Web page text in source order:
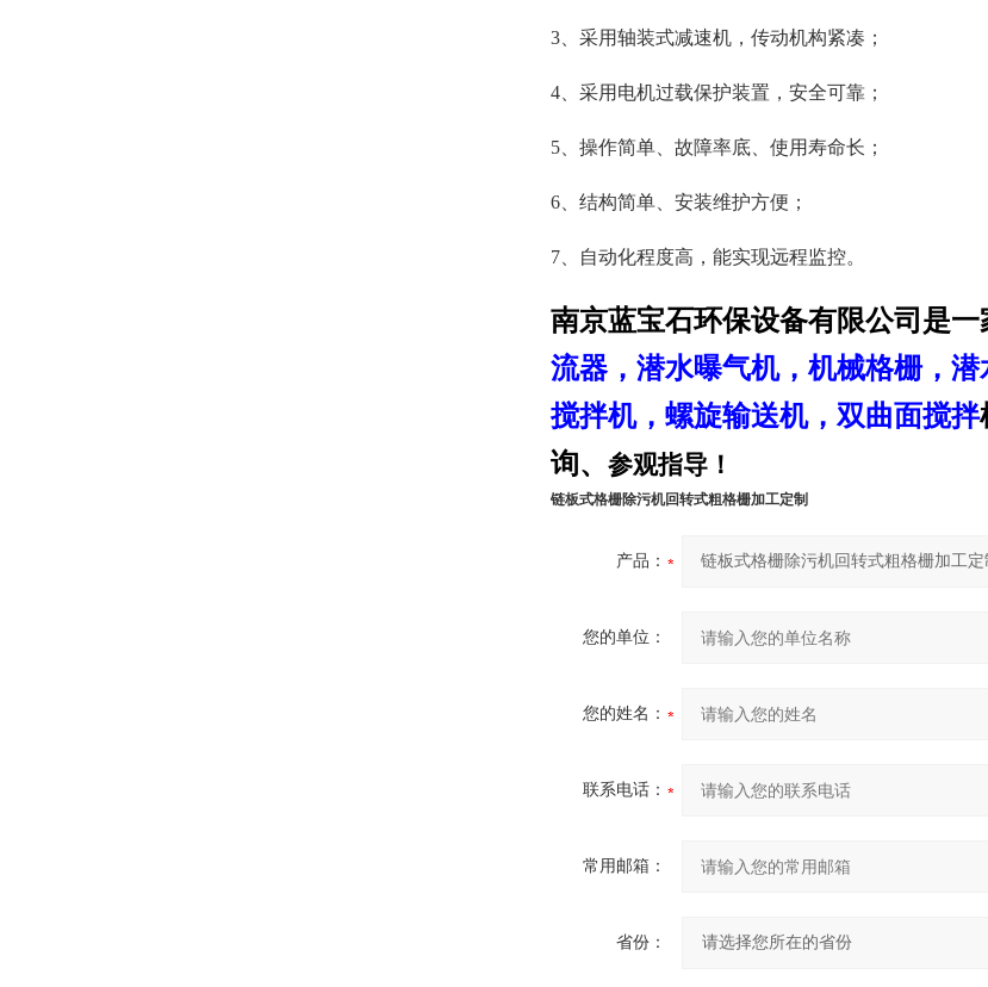
3、采用轴装式减速机，传动机构紧凑 ；
4、采用电机过载保护装置，安全可靠 ；
5、操作简单、故障率底、使用寿命长 ；
6、结构简单、安装维护方便 ；
7、自动化程度高，能实现远程监控。
南京蓝宝石环保设备有限公司 是一
流器，潜水曝气机，机械格栅， 潜
搅拌机，螺旋输送机，双曲面搅拌
询、 参观指导！
链板式格栅除污机回转式粗格栅加工定制
产品：
您的单位：
您的姓名：
联系电话：
常用邮箱：
省份：